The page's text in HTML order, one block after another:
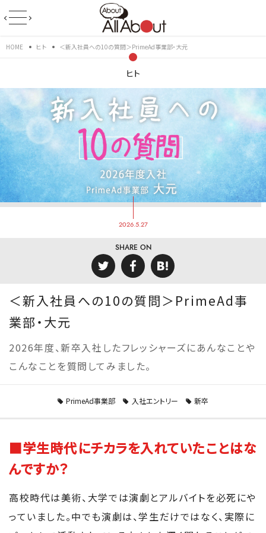
HOME ヒト ＜新入社員への10の質問＞PrimeAd事業部・大元
ヒト
2026.5.27
SHARE ON
＜新入社員への10の質問＞PrimeAd事
業部・大元
2026年度、新卒入社したフレッシャーズにあんなことや
こんなことを質問してみました。
PrimeAd事業部 入社エントリー 新卒
■学生時代にチカラを入れていたことはな
んですか？
高校時代は美術、大学では演劇とアルバイトを必死にや
っていました。中でも演劇は、学生だけではなく、実際に